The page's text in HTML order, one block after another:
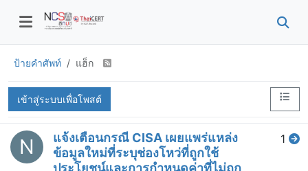
ป้ายคำศัพท์ แฮ็ก
เข้าสู่ระบบเพื่อโพสต์
N
แจ้งเตือนกรณี CISA เผยแพร่แหล่ง
ข้อมูลใหม่ที่ระบุช่องโหว่ที่ถูกใช้
ประโยชน์และการกำหนดค่าที่ไม่ถูก
1